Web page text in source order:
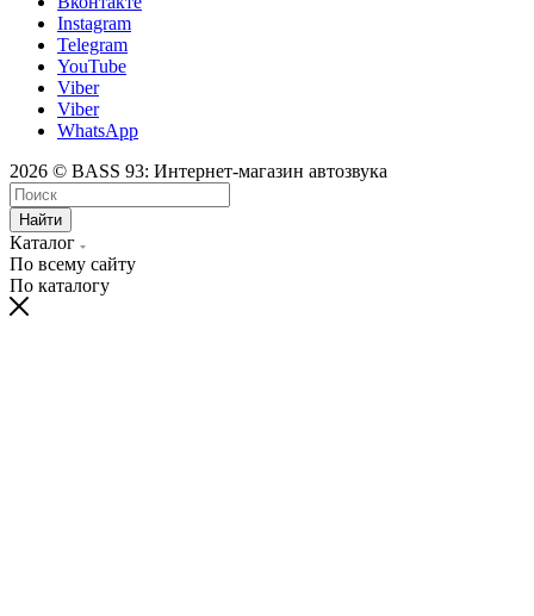
Instagram
Telegram
YouTube
Viber
Viber
WhatsApp
2026 © BASS 93: Интернет-магазин автозвука
Найти
Каталог
По всему сайту
По каталогу